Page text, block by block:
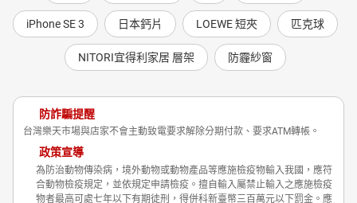
iPhone SE 3 日本鈣片 LOEWE 短夾 匹克球
NITORI宜得利家居 層架 防霾紗窗
防詐騙提醒
台灣樂天市場與店家不會主動致電要求解除分期付款、要求ATM轉帳。
政策宣導
為防治動物傳染病，境外動物或動物產品等應施檢疫物輸入我國，應符
合動物檢疫規定，並依規定申請檢疫。擅自輸入屬禁止輸入之應施檢疫
物者最高可處七年以下有期徒刑，得併科新臺幣三百萬元以下罰金。應